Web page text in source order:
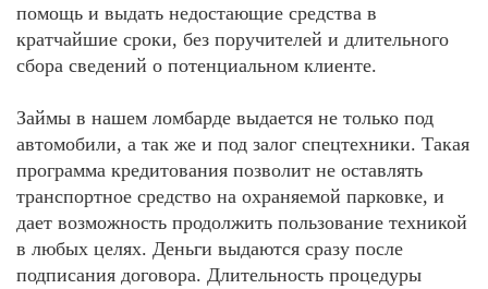
помощь и выдать недостающие средства в
кратчайшие сроки, без поручителей и длительного
сбора сведений о потенциальном клиенте.
Займы в нашем ломбарде выдается не только под
автомобили, а так же и под залог спецтехники. Такая
программа кредитования позволит не оставлять
транспортное средство на охраняемой парковке, и
дает возможность продолжить пользование техникой
в любых целях. Деньги выдаются сразу после
подписания договора. Длительность процедуры